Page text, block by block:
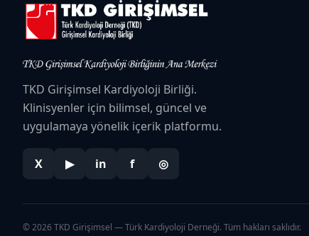
TKD Girişimsel Kardiyoloji Birliği.
Klinisyenler için bilimsel, güncel ve
uygulamaya yönelik içerik platformu.
X ▶ in f ◎
© 2026 TKD Girişimsel — Türk Kardiyoloji Derneği. Tüm hakları saklıdır.